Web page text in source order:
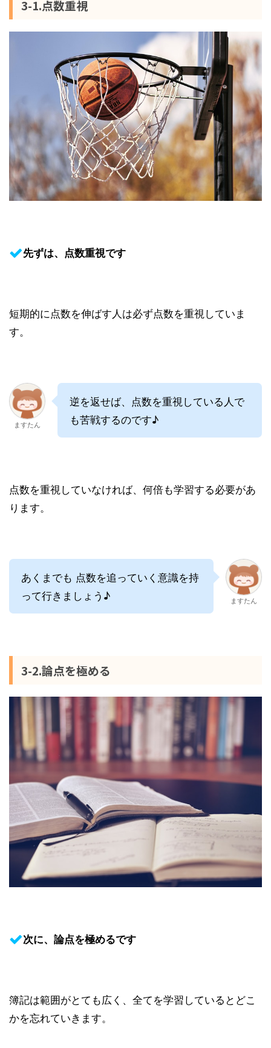
3-1.点数重視
先ずは、点数重視です
短期的に点数を伸ばす人は必ず点数を重視していま
す。
ますたん
逆を返せば、点数を重視している人で
も苦戦するのです♪
点数を重視していなければ、何倍も学習する必要があ
ります。
あくまでも 点数を追っていく意識を持
って行きましょう♪
ますたん
3-2.論点を極める
次に、論点を極めるです
簿記は範囲がとても広く、全てを学習しているとどこ
かを忘れていきます。